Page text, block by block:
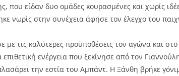
που είδαν δυο ομάδες κουρασμένες και χωρίς
νωρίς στην συνέχεια άφησε τον έλεγχο του
με τις καλύτερες προϋποθέσεις τον αγώνα και
ενέργεια που ξεκίνησε από τον
την εστία του Αμπάντ. Η Ξάνθη βρήκε